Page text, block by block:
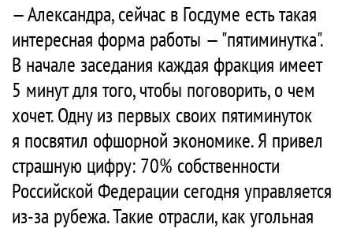
— Александра, сейчас в Госдуме есть такая
интересная форма работы — "пятиминутка".
В начале заседания каждая фракция имеет
5 минут для того, чтобы поговорить, о чем
хочет. Одну из первых своих пятиминуток
я посвятил офшорной экономике. Я привел
страшную цифру: 70% собственности
Российской Федерации сегодня управляется
из-за рубежа. Такие отрасли, как угольная